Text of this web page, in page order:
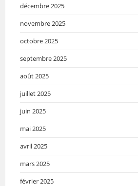
décembre 2025
novembre 2025
octobre 2025
septembre 2025
août 2025
juillet 2025
juin 2025
mai 2025
avril 2025
mars 2025
février 2025